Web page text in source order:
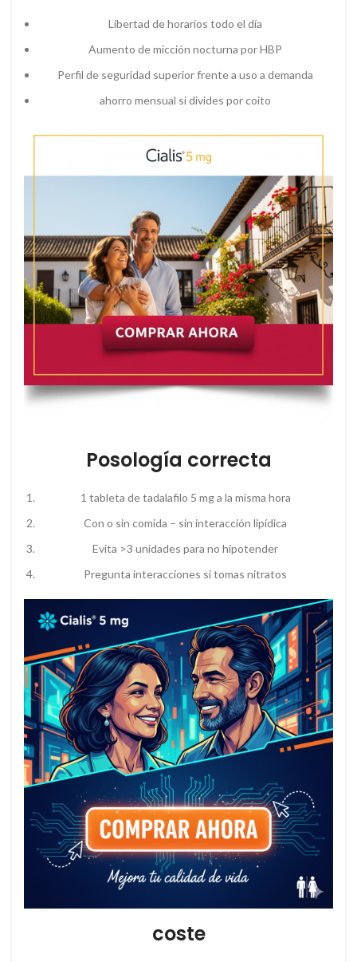
Libertad de horarios todo el día
Aumento de micción nocturna por HBP
Perfil de seguridad superior frente a uso a demanda
ahorro mensual si divides por coito
Posología correcta
1 tableta de tadalafilo 5 mg a la misma hora
Con o sin comida – sin interacción lipídica
Evita >3 unidades para no hipotender
Pregunta interacciones si tomas nitratos
coste